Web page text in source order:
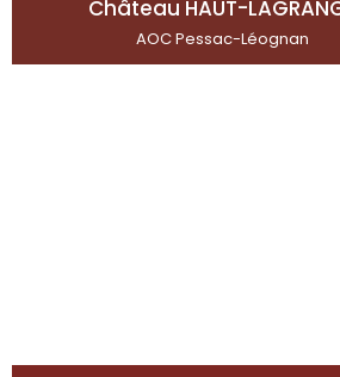
Château HAUT-
AOC Pessac-Léognan